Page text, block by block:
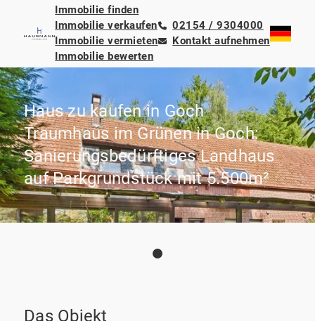
Immobilie finden
Immobilie verkaufen
Immobilie vermieten
Immobilie bewerten
02154 / 9304000
Kontakt aufnehmen
Haus zu kaufen in Goch
Traumhaus im Grünen in Goch:
Sanierungsbedürftiges Landhaus
auf Parkgrundstück mit 5.500m²
Das Objekt